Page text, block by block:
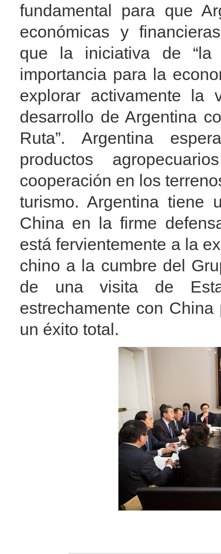
fundamental para que
económicas y
que la iniciativa de
importancia para la
explorar activamente la
desarrollo de Argentina
Ruta”. Argentina
productos
cooperación en los
turismo. Argentina tiene
China en la firme
está fervientemente a la
chino a la cumbre del
de una visita de
estrechamente con
un éxito total.